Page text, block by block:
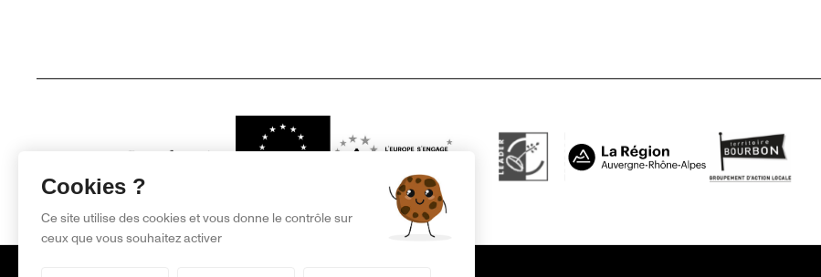
Cookies ?
Ce site utilise des cookies et vous donne le contrôle sur
ceux que vous souhaitez activer